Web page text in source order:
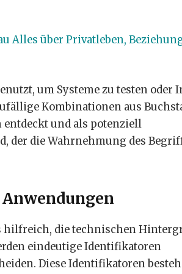
Alles über Privatleben,
um Systeme zu testen oder
Kombinationen aus
entdeckt und als potenziell
der die Wahrnehmung des
hilfreich, die technischen
eindeutige Identifikatoren
Diese Identifikatoren